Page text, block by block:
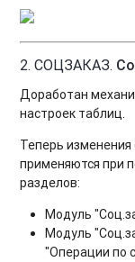
2. СОЦЗАКАЗ.
Доработан
настроек таблиц.
Теперь изменения
применяются при
разделов:
Модуль
Модуль
"Операции по